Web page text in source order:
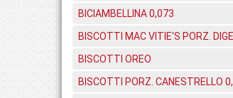
BICIAMBELLINA 0,073
BISCOTTI MAC VITIE'S PORZ.
BISCOTTI OREO
BISCOTTI PORZ. CANESTRELLO